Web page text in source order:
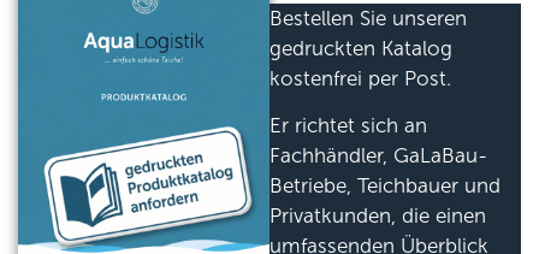
Bestellen Sie unseren
gedruckten Katalog
kostenfrei per Post.
Er richtet sich an
Fachhändler, GaLaBau-
Betriebe, Teichbauer und
Privatkunden, die einen
umfassenden Überblick